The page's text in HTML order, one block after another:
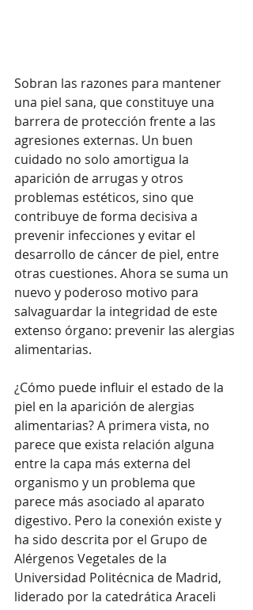
Sobran las razones para mantener
una piel sana, que constituye una
barrera de protección frente a las
agresiones externas. Un buen
cuidado no solo amortigua la
aparición de arrugas y otros
problemas estéticos, sino que
contribuye de forma decisiva a
prevenir infecciones y evitar el
desarrollo de cáncer de piel, entre
otras cuestiones. Ahora se suma un
nuevo y poderoso motivo para
salvaguardar la integridad de este
extenso órgano: prevenir las alergias
alimentarias.
¿Cómo puede influir el estado de la
piel en la aparición de alergias
alimentarias? A primera vista, no
parece que exista relación alguna
entre la capa más externa del
organismo y un problema que
parece más asociado al aparato
digestivo. Pero la conexión existe y
ha sido descrita por el Grupo de
Alérgenos Vegetales de la
Universidad Politécnica de Madrid,
liderado por la catedrática Araceli